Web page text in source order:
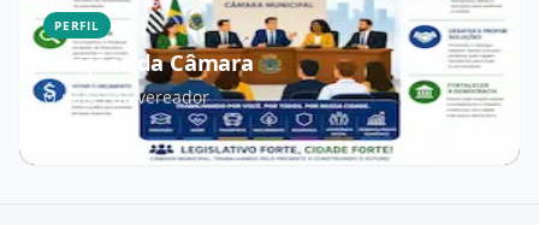
PERFIL
Funções da Câmara
O papel do vereador